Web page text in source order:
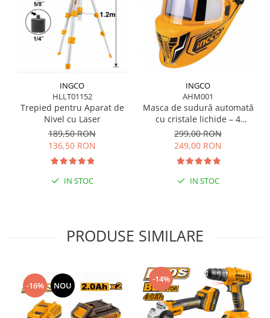
INGCO
HLLT01152
Trepied pentru Aparat de
Nivel cu Laser
189,50 RON
136,50 RON
IN STOC
INGCO
AHM001
Masca de sudură automată
cu cristale lichide – 4
senzori, vizor XL, protecție
DIN 16
299,00 RON
249,00 RON
IN STOC
PRODUSE SIMILARE
-16% NOU
-14%